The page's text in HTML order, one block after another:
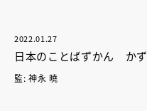
2022.01.27
日本のことばずかん かず
監: 神永 曉